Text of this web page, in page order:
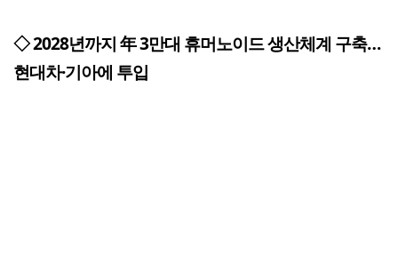
◇ 2028년까지 年 3만대 휴머노이드 생산체계 구축…
현대차·기아에 투입